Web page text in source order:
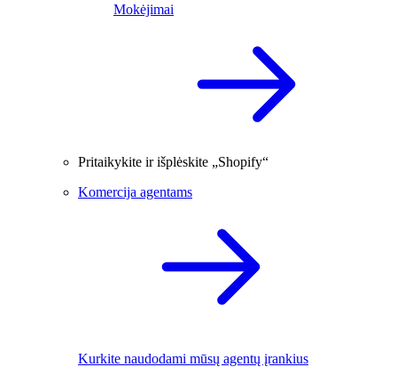
Mokėjimai
Pritaikykite ir išplėskite „Shopify“
Komercija agentams
Kurkite naudodami mūsų agentų įrankius